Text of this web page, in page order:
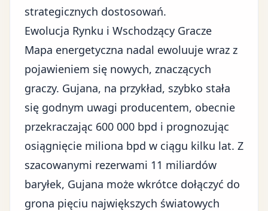
strategicznych dostosowań.
Ewolucja Rynku i Wschodzący Gracze
Mapa energetyczna nadal ewoluuje wraz z
pojawieniem się nowych, znaczących
graczy. Gujana, na przykład, szybko stała
się godnym uwagi producentem, obecnie
przekraczając 600 000 bpd i prognozując
osiągnięcie miliona bpd w ciągu kilku lat. Z
szacowanymi rezerwami 11 miliardów
baryłek, Gujana może wkrótce dołączyć do
grona pięciu największych światowych